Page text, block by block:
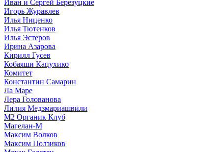
Иван и Сергей Березуцкие
Игорь Журавлев
Илья Ниценко
Илья Тютенков
Илья Эстеров
Ирина Азарова
Кирилл Гусев
Кобаяши Кацухико
Комитет
Константин Самарин
Ла Маре
Лера Голованова
Лилия Медзмариашвили
М2 Органик Клуб
Магелан-М
Максим Волков
Максим Ползиков